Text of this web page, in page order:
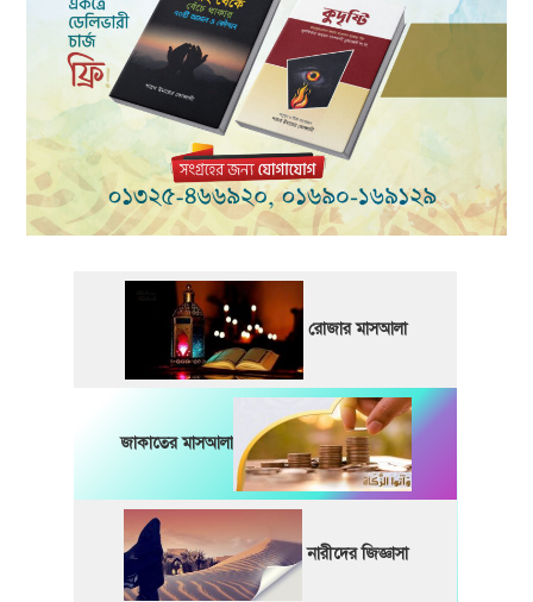
রোজার মাসআলা
জাকাতের মাসআলা
নারীদের জিজ্ঞাসা